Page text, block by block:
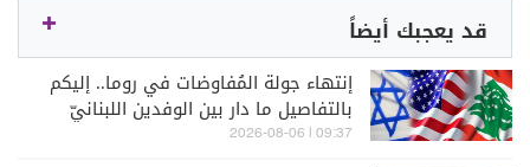
قد يعجبك أيضاً
إنتهاء جولة المُفاوضات في روما.. إليكم
بالتفاصيل ما دار بين الوفدين اللبنانيّ
والإسرائيليّ
09:37 | 2026-08-06